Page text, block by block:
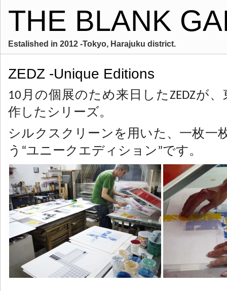
THE BLANK
Estalished in 2012 -Tokyo, Harajuku district.
ZEDZ -Unique Editions
10月の個展のため来日したZEDZが
作したシリーズ。
シルクスクリーンを用いた、一枚一
う“ユニークエディション”です。